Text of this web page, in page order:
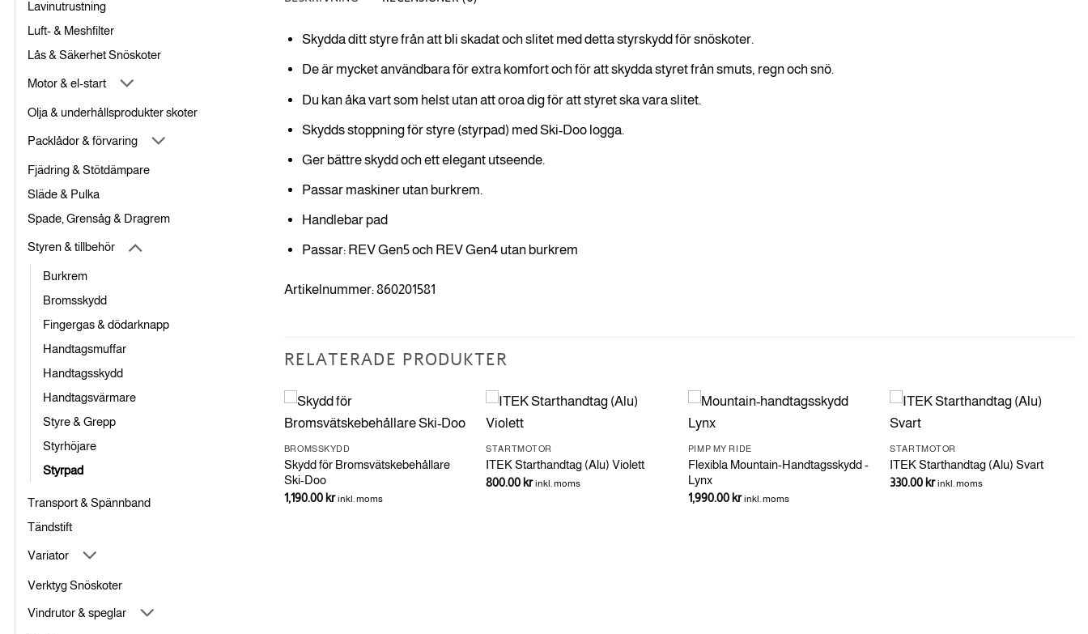
Lavinutrustning
Luft- & Meshfilter
Lås & Säkerhet Snöskoter
Motor & el-start
Olja & underhållsprodukter skoter
Packlådor & förvaring
Fjädring & Stötdämpare
Släde & Pulka
Spade, Grensåg & Dragrem
Styren & tillbehör
Burkrem
Bromsskydd
Fingergas & dödarknapp
Handtagsmuffar
Handtagsskydd
Handtagsvärmare
Styre & Grepp
Styrhöjare
Styrpad
Transport & Spännband
Tändstift
Variator
Verktyg Snöskoter
Vindrutor & speglar
Skydda ditt styre från att bli skadat och slitet med detta styrskydd för snöskoter.
De är mycket användbara för extra komfort och för att skydda styret från smuts, regn och snö.
Du kan åka vart som helst utan att oroa dig för att styret ska vara slitet.
Skydds stoppning för styre (styrpad) med Ski-Doo logga.
Ger bättre skydd och ett elegant utseende.
Passar maskiner utan burkrem.
Handlebar pad
Passar: REV Gen5 och REV Gen4 utan burkrem
Artikelnummer: 860201581
RELATERADE PRODUKTER
BROMSSKYDD
Skydd för Bromsvätskebehållare
Ski-Doo
1,190.00 kr inkl. moms
STARTMOTOR
ITEK Starthandtag (Alu) Violett
800.00 kr inkl. moms
PIMP MY RIDE
Flexibla Mountain-Handtagsskydd -
Lynx
1,990.00 kr inkl. moms
STARTMOTOR
ITEK Starthandtag (Alu) Svart
330.00 kr inkl. moms
BROMSSKYDD
Munster Bromsvätskebehållare Ski-
1,960.00kr inkl. moms